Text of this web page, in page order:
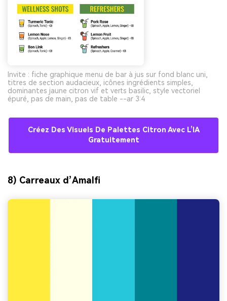
Invite : fiche graphique menu de bar à jus sur fond blanc uni,
titres de section audacieux, icônes ingrédients simples,
dominantes jaune citron vif et verts basilic, style vectoriel
épuré, pas de main, pas de table --ar 3:4
Créez Des Visuels De Palettes Citron Avec L’IA
Gratuitement
8) Carreaux d’Amalfi